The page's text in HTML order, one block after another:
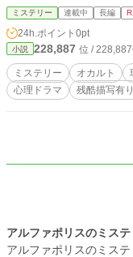
人公が、動画制作をきっか
が、事件を解決するのは主人
公“姫”、正義感に満ちた親友
彼らが関わることで、未解
※本作には殺人事件・死体
ます。苦手な方はご注意く
ミステリー 連載中 長編
24h.ポイント 0pt
小説 228,887 位 /
ミステリー オカルト
心理ドラマ
残酷描写有り
アルファポリスのミス
アルファポリスのミステ